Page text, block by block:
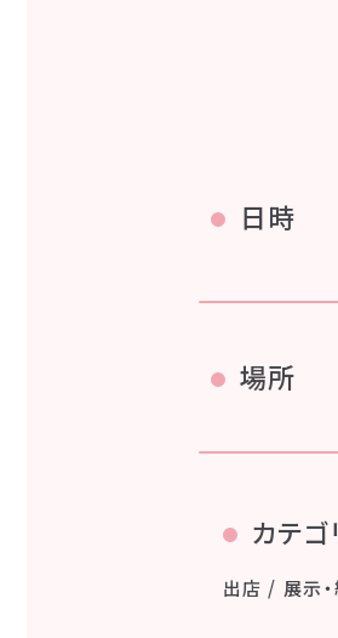
日時
場所
カテゴ
出店 / 展示